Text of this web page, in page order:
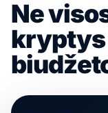
Ne
kryptys